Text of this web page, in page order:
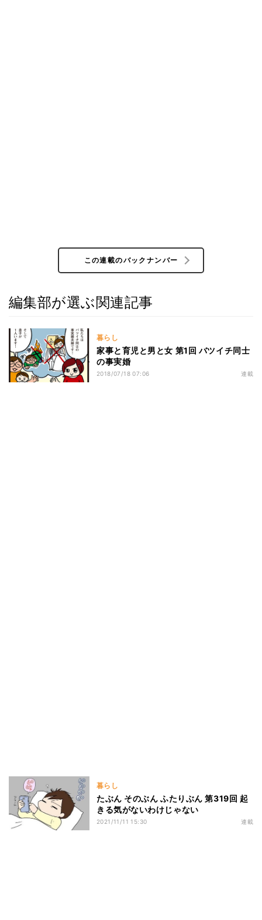
この連載のバックナンバー
編集部が選ぶ関連記事
暮らし
家事と育児と男と女 第1回 バツイチ同士
の事実婚
2018/07/18 07:06 連載
暮らし
たぶん そのぶん ふたりぶん 第319回 起
きる気がないわけじゃない
2021/11/11 15:30 連載